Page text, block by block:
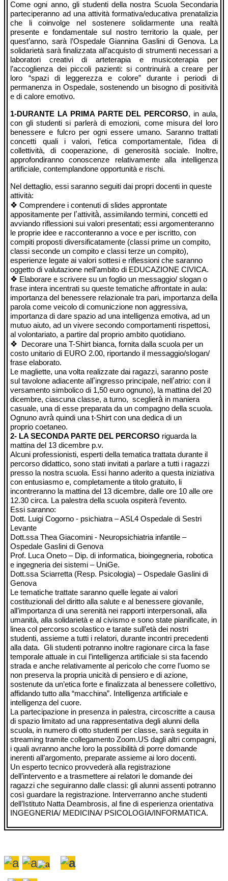
Come ogni anno, gli studenti della nostra Scuola Secondaria
parteciperanno ad una attività formativa/educativa prenatalizia
che li coinvolge nel sostenere solidarmente una realtà
presente e fondamentale sul nostro territorio la quale, per
quest’anno, sarà l’Ospedale Giannina Gaslini di Genova. La
solidarietà sarà finalizzata all’acquisto di strumenti necessari a
laboratori creativi di arteterapia e musicoterapia per
l’accoglienza dei piccoli pazienti: si contrinuirà a creare per
loro “spazi di leggerezza e colore” durante i periodi di
permanenza in Ospedale, sostenendo un bisogno di positività
e di calore emotivo.
1-DURANTE LA PRIMA PARTE DEL PERCORSO, in aula,
con gli studenti si parlerà di emozioni, come misura del loro
benessere e fulcro per ogni essere umano. Saranno trattati
concetti quali i valori, l’etica comportamentale, l’idea di
collettività, di cooperazione, di generosità sociale. Inoltre,
approfondiranno conoscenze relativamente alla intelligenza
artificiale, contemplandone opportunità e rischi.
Nel dettaglio, essi saranno seguiti dai propri docenti in queste
attività:
❖ Comprendere i contenuti di slides approntate
appositamente per l ’attività, assimilando termini, concetti ed
avviando riflessioni sui valori presentati; essi argomenteranno
le proprie idee e racconteranno a voce e per iscritto, con
compiti proposti diversificatamente (classi prime un compito,
classi seconde un compito e classi terze un compito),
esperienze legate ai valori sottesi e riflessioni che saranno
oggetto di valutazione nell’ambito di EDUCAZIONE CIVICA.
❖ Elaborare e scrivere su un foglio un messaggio/ slogan o
frase intera incentrati su queste tematiche affrontate in aula:
importanza del benessere relazionale tra pari, importanza della
parola come veicolo di comuniczione non aggressiva,
importanza di dare spazio ad una intelligenza emotiva, ad un
mutuo aiuto, ad un vivere secondo comportamenti rispettosi,
al volontariato, a partire dal proprio ambito quotidiano.
❖
Decorare una T-Shirt bianca, fornita dalla scuola per un
costo unitario di EURO 2.00, riportando il messaggio/slogan/
frase elaborato.
Le magliette, una volta realizzate dai ragazzi, saranno poste
sul tavolone adiacente all ’ingresso principale, nell ’atrio: con il
versamento simbolico di 1,50 euro ognuno), la mattina del 20
dicembre, ciascuna classe, a turno, sceglierà in maniera
casuale, una di esse preparata da un compagno della scuola.
Ognuno avrà quindi una t-Shirt con una dedica di un
proprio coetaneo.
2- LA SECONDA PARTE DEL PERCORSO riguarda la
mattina del 13 dicembre p.v.
Alcuni professionisti, esperti della tematica trattata durante il
percorso didattico, sono stati invitati a parlare a tutti i ragazzi
presso la nostra scuola. Essi hanno aderito a questa iniziativa
con entusiasmo e, completamente a titolo gratuito, li
incontreranno la mattina del 13 dicembre, dalle ore 10 alle ore
12.30 circa. La palestra della scuola ospiterà l’evento.
Essi saranno:
Dott. Luigi Cogorno - psichiatra – ASL4 Ospedale di Sestri
Levante
Dott.ssa Thea Giacomini - Neuropsichiatria infantile –
Ospedale Gaslini di Genova
Prof. Luca Oneto – Dip. di informatica, bioingegneria, robotica
e ingegneria dei sistemi – UniGe.
Dott.ssa Sciarretta (Resp. Psicologia) – Ospedale Gaslini di
Genova
Le tematiche trattate saranno quelle legate ai valori
costituzionali del diritto alla salute e al benessere giovanile,
all’importanza di una serenità nei rapporti interpersonali, alla
umanità, alla solidarietà e al civismo e sono state pianificate, in
linea col percorso scolastico e tarate sull’età dei nostri
studenti, assieme a tutti i relatori, durante incontri precedenti
alla data. Gli studenti potranno inoltre ragionare circa la fase
temporale attuale in cui l’intelligenza artificiale si sta facendo
strada e anche relativamente al pericolo che corre l’uomo se
non preserva la propria unicità di pensiero e di azione,
sostenute da un’etica forte e finalizzata al benessere collettivo,
affidando tutto alla “macchina”. Intelligenza artificiale e
intelligenza del cuore.
La partecipazione in presenza in palestra, circoscritte a causa
di spazio limitato ad una rappresentativa degli alunni della
scuola, in numero di otto studenti per classe, sarà seguita in
streaming tramite collegamento Zoom.US dagli altri compagni,
i quali avranno anche loro la possibilità di porre domande
inerenti all’argomento, preparate assieme ai loro docenti.
Un esperto tecnico provvederà alla registrazione
dell’intervento e a trasmettere ai relatori le domande dei
ragazzi che seguiranno dalle classi: gli alunni assenti potranno
così guardare la registrazione. Interverranno anche studenti
dell’Istituto Natta Deambrosis, al fine di esperienza orientativa
INGEGNERIA/ MEDICINA/ PSICOLOGIA/INFORMATICA.